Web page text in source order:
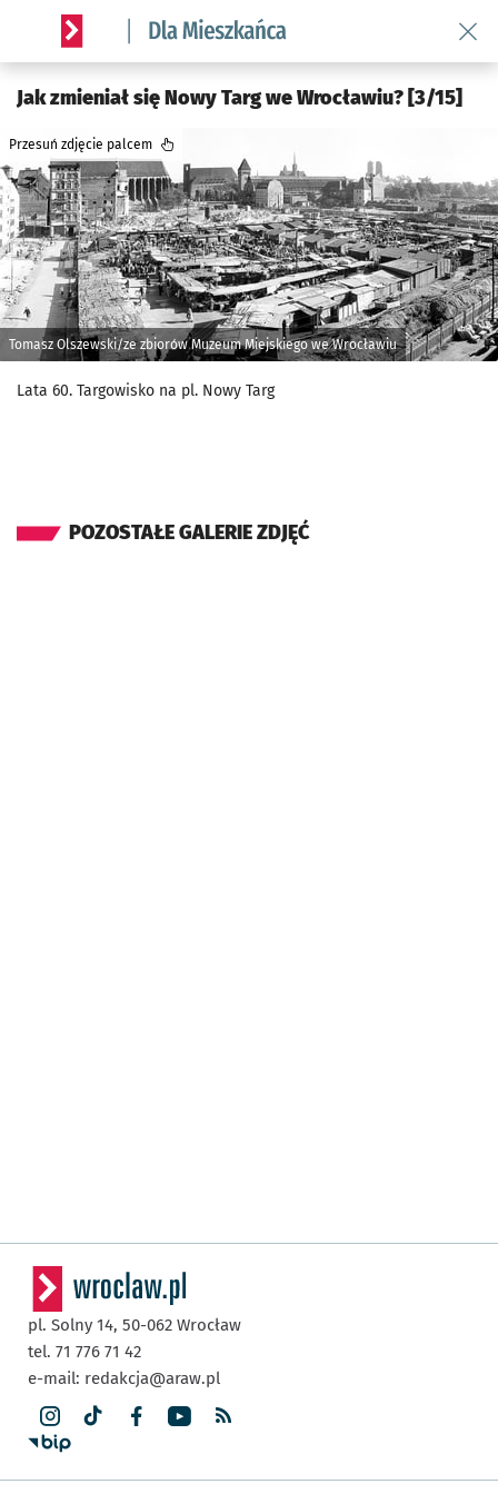
Serwis informacyjny wroclaw.pl podserwis: Dla mieszkańca
Jak zmieniał się Nowy Targ we Wrocławiu? [3/15]
Tomasz Olszewski/ze zbiorów Muzeum Miejskiego we Wrocławiu
Przesuń zdjęcie palcem
Lata 60. Targowisko na pl. Nowy Targ
POZOSTAŁE GALERIE ZDJĘĆ
pl. Solny 14, 50-062 Wrocław
tel. 71 776 71 42
e-mail: redakcja@araw.pl